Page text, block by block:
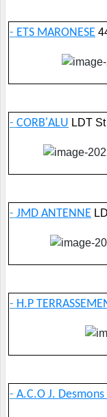
- ETS MARONESE
- CORB'ALU LDT
- JMD ANTENNE
- H.P
- A.C.O J. Desmons